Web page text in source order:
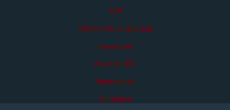
AGB
Datenschutzerklärung
Impressum
Zusatzstoffe
Speisekarte
Anmelden